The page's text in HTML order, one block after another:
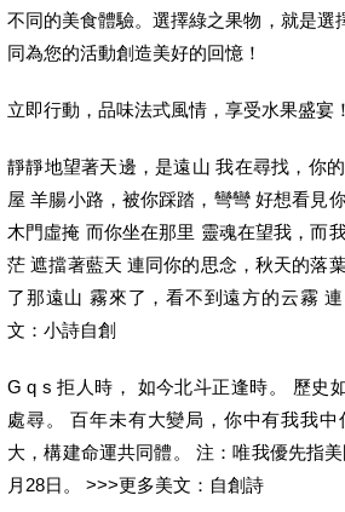
不同的美食體驗。選擇綠之果物，就是選
同為您的活動創造美好的回憶！
立即行動，品味法式風情，享受水果盛宴
靜靜地望著天邊，是遠山 我在尋找，你
屋 羊腸小路，被你踩踏，彎彎 好想看見
木門虛掩 而你坐在那里 靈魂在望我，而
茫 遮擋著藍天 連同你的思念，秋天的落
了那遠山 霧來了，看不到遠方的云霧
文：小詩自創
G q s 拒人時， 如今北斗正逢時。 歷史
處尋。 百年未有大變局，你中有我我中
大，構建命運共同體。 注：唯我優先指
月28日。 >>>更多美文：自創詩